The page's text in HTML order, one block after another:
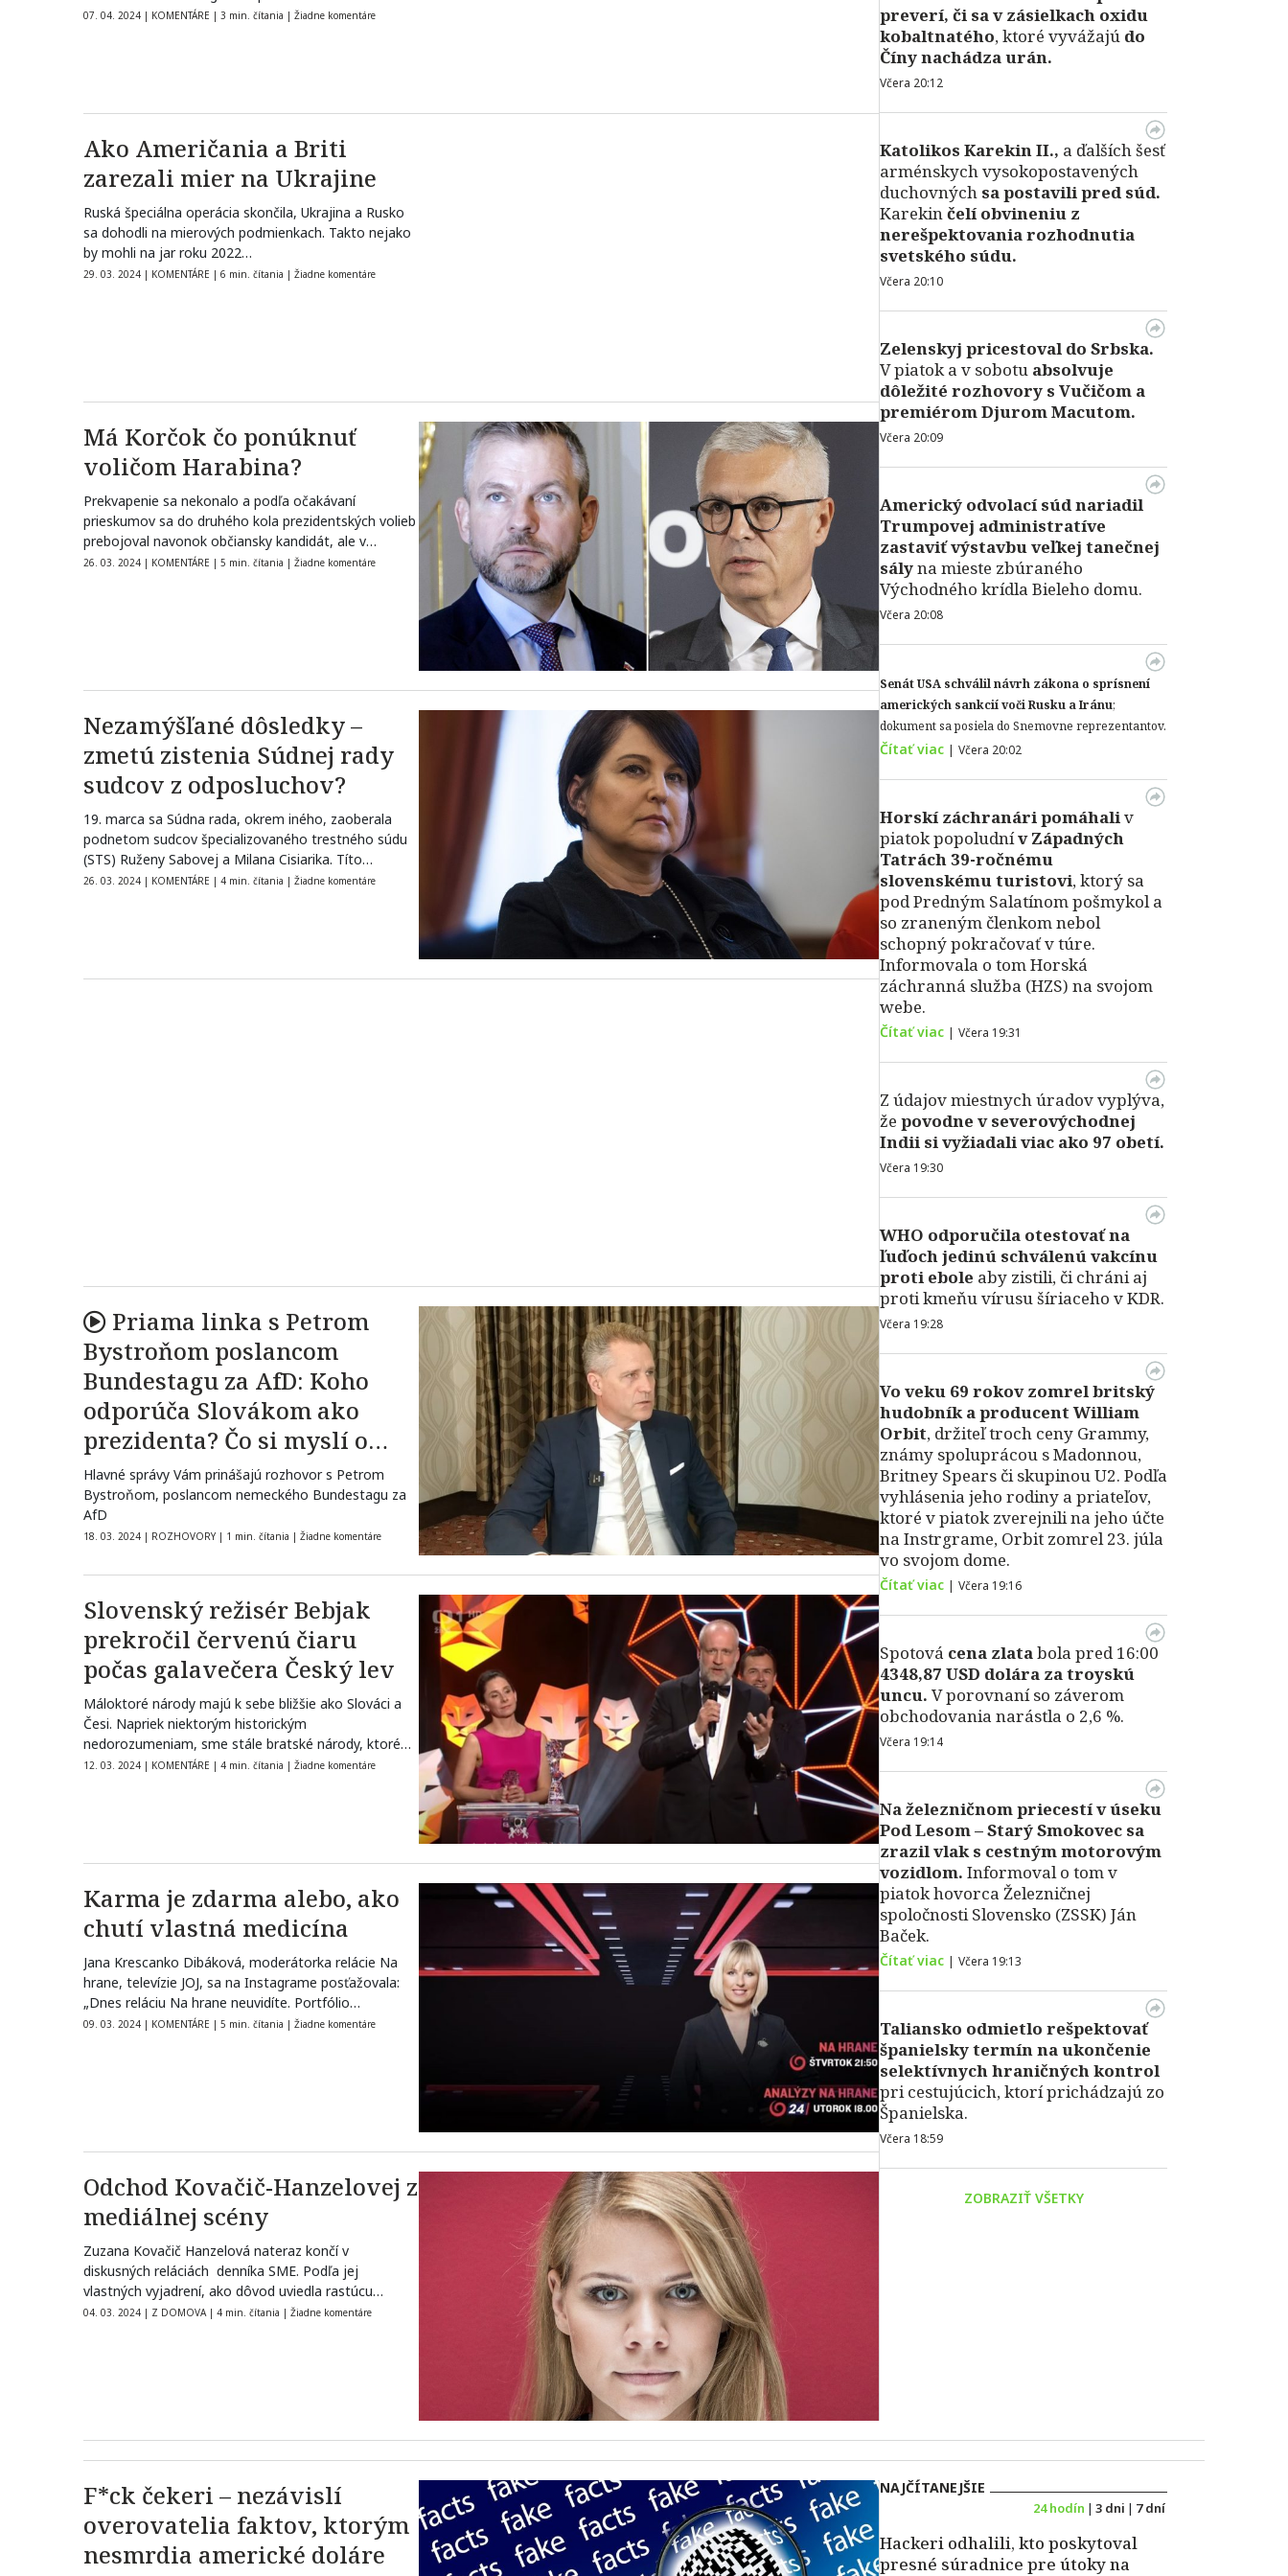
07. 04. 2024 | KOMENTÁRE | 3 min. čítania | Žiadne komentáre
Ako Američania a Briti
zarezali mier na Ukrajine
Ruská špeciálna operácia skončila, Ukrajina a Rusko
sa dohodli na mierových podmienkach. Takto nejako
by mohli na jar roku 2022…
29. 03. 2024 | KOMENTÁRE | 6 min. čítania | Žiadne komentáre
Má Korčok čo ponúknuť
voličom Harabina?
Prekvapenie sa nekonalo a podľa očakávaní
prieskumov sa do druhého kola prezidentských volieb
prebojoval navonok občiansky kandidát, ale v
skutočnosti…
26. 03. 2024 | KOMENTÁRE | 5 min. čítania | Žiadne komentáre
Nezamýšľané dôsledky –
zmetú zistenia Súdnej rady
sudcov z odposluchov?
19. marca sa Súdna rada, okrem iného, zaoberala
podnetom sudcov špecializovaného trestného súdu
(STS) Ruženy Sabovej a Milana Cisiarika. Títo…
26. 03. 2024 | KOMENTÁRE | 4 min. čítania | Žiadne komentáre
Priama linka s Petrom
Bystroňom poslancom
Bundestagu za AfD: Koho
odporúča Slovákom ako
prezidenta? Čo si myslí o
Ficovi?
Hlavné správy Vám prinášajú rozhovor s Petrom
Bystroňom, poslancom nemeckého Bundestagu za
AfD
18. 03. 2024 | ROZHOVORY | 1 min. čítania | Žiadne komentáre
Slovenský režisér Bebjak
prekročil červenú čiaru
počas galavečera Český lev
Máloktoré národy majú k sebe bližšie ako Slováci a
Česi. Napriek niektorým historickým
nedorozumeniam, sme stále bratské národy, ktoré
spájal…
12. 03. 2024 | KOMENTÁRE | 4 min. čítania | Žiadne komentáre
Karma je zdarma alebo, ako
chutí vlastná medicína
Jana Krescanko Dibáková, moderátorka relácie Na
hrane, televízie JOJ, sa na Instagrame posťažovala:
„Dnes reláciu Na hrane neuvidíte. Portfólio
koaličných…
09. 03. 2024 | KOMENTÁRE | 5 min. čítania | Žiadne komentáre
Odchod Kovačič-Hanzelovej z
mediálnej scény
Zuzana Kovačič Hanzelová nateraz končí v
diskusných reláciách denníka SME. Podľa jej
vlastných vyjadrení, ako dôvod uviedla rastúcu
nenávisť voči…
04. 03. 2024 | Z DOMOVA | 4 min. čítania | Žiadne komentáre
preverí, či sa v zásielkach oxidu
kobaltnatého, ktoré vyvážajú do
Číny nachádza urán.
Včera 20:12
Katolikos Karekin II., a ďalších šesť
arménskych vysokopostavených
duchovných sa postavili pred súd.
Karekinčelí obvineniu z
nerešpektovania rozhodnutia
svetského súdu.
Včera 20:10
Zelenskyj pricestoval do Srbska.
V piatok a v sobotu absolvuje
dôležité rozhovory s Vučičom a
premiérom Djurom Macutom.
Včera 20:09
Americký odvolací súd nariadil
Trumpovej administratíve
zastaviť výstavbu veľkej tanečnej
sályna mieste zbúraného
Východného krídla Bieleho domu.
Včera 20:08
Senát USA schválil návrh zákona o sprísnení
amerických sankcií voči Rusku a Iránu;
dokument sa posiela do Snemovne reprezentantov.
Čítať viac | Včera 20:02
Horskí záchranári pomáhaliv
piatok popoludnív Západných
Tatrách 39-ročnému
slovenskému turistovi, ktorý sa
pod Predným Salatínom pošmykol a
so zraneným členkom nebol
schopný pokračovať v túre.
Informovala o tom Horská
záchranná služba (HZS) na svojom
webe.
Čítať viac | Včera 19:31
Z údajov miestnych úradov vyplýva,
že povodne v severovýchodnej
Indii si vyžiadali viac ako 97 obetí.
Včera 19:30
WHO odporučila otestovať na
ľuďoch jedinú schválenú vakcínu
proti ebole aby zistili, či chráni aj
proti kmeňu vírusu šíriaceho v KDR.
Včera 19:28
Vo veku 69 rokov zomrel britský
hudobník a producent William
Orbit, držiteľ troch ceny Grammy,
známy spoluprácou s Madonnou,
Britney Spears či skupinou U2. Podľa
vyhlásenia jeho rodiny a priateľov,
ktoré v piatok zverejnili na jeho účte
na Instrgrame, Orbit zomrel 23. júla
vo svojom dome.
Čítať viac | Včera 19:16
Spotová cena zlatabola pred 16:00
4348,87 USD dolára za troyskú
uncu. V porovnaní so záverom
obchodovania narástla o 2,6 %.
Včera 19:14
Na železničnom priecestí v úseku
Pod Lesom – Starý Smokovec sa
zrazil vlak s cestným motorovým
vozidlom. Informoval o tom v
piatok hovorca Železničnej
spoločnosti Slovensko (ZSSK) Ján
Baček.
Čítať viac | Včera 19:13
Taliansko odmietlo rešpektovať
španielsky termín na ukončenie
selektívnych hraničných kontrol
pri cestujúcich, ktorí prichádzajú zo
Španielska.
Včera 18:59
ZOBRAZIŤ VŠETKY
F*ck čekeri – nezávislí
overovatelia faktov, ktorým
nesmrdia americké doláre
NAJČÍTANEJŠIE
24 hodín | 3 dni | 7 dní